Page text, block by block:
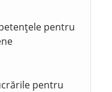
pentru
pentru